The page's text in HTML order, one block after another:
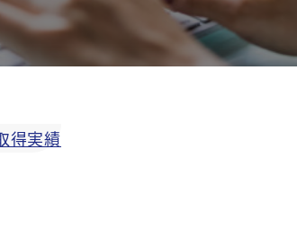
得実績